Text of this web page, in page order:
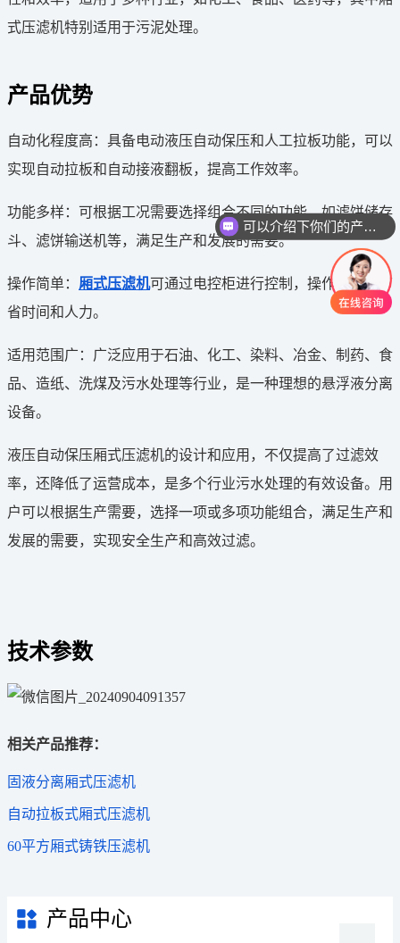
式压滤机特别适用于污泥处理。
产品优势
‌自动化程度高‌：具备电动液压自动保压和人工拉板功能，可以
实现自动拉板和自动接液翻板，提高工作效率。
‌功能多样‌：可根据工况需要选择组合不同的功能，如滤饼储存
斗、滤饼输送机等，满足生产和发展的需要。
‌操作简单‌： 厢式压滤机可通过电控柜进行控制，操作简单，节
省时间和人力。
‌适用范围广‌：广泛应用于石油、化工、染料、冶金、制药、食
品、造纸、洗煤及污水处理等行业，是一种理想的悬浮液分离
设备。
液压自动保压厢式压滤机的设计和应用，不仅提高了过滤效
率，还降低了运营成本，是多个行业污水处理的有效设备。用
户可以根据生产需要，选择一项或多项功能组合，满足生产和
发展的需要，实现安全生产和高效过滤‌。
技术参数
相关产品推荐：
固液分离厢式压滤机
自动拉板式厢式压滤机
60平方厢式铸铁压滤机
产品中心
可以介绍下你们的产品么